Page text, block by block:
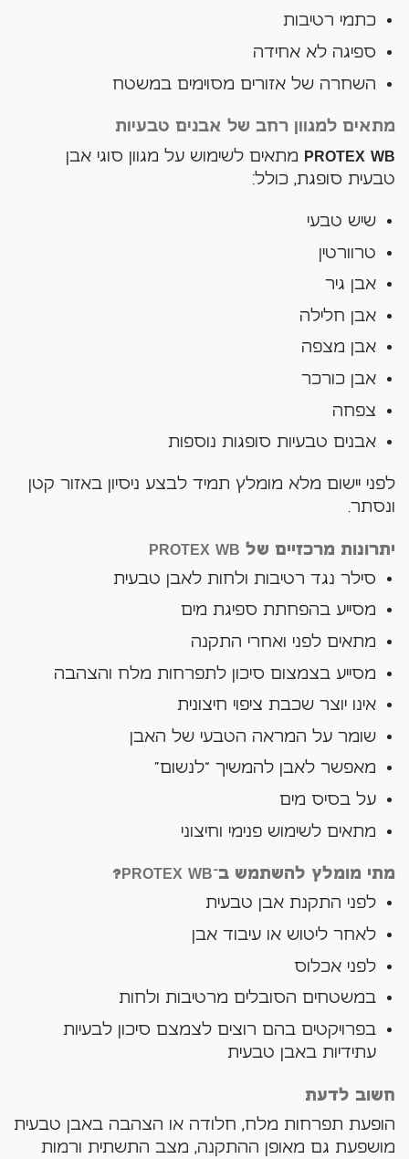
כתמי רטיבות
ספיגה לא אחידה
השחרה של אזורים מסוימים במשטח
מתאים למגוון רחב של אבנים טבעיות
PROTEX WB מתאים לשימוש על מגוון סוגי אבן
טבעית סופגת, כולל:
שיש טבעי
טרוורטין
אבן גיר
אבן חלילה
אבן מצפה
אבן כורכר
צפחה
אבנים טבעיות סופגות נוספות
לפני יישום מלא מומלץ תמיד לבצע ניסיון באזור קטן
ונסתר.
יתרונות מרכזיים של PROTEX WB
סילר נגד רטיבות ולחות לאבן טבעית
מסייע בהפחתת ספיגת מים
מתאים לפני ואחרי התקנה
מסייע בצמצום סיכון לתפרחות מלח והצהבה
אינו יוצר שכבת ציפוי חיצונית
שומר על המראה הטבעי של האבן
מאפשר לאבן להמשיך “לנשום”
על בסיס מים
מתאים לשימוש פנימי וחיצוני
מתי מומלץ להשתמש ב־PROTEX WB?
לפני התקנת אבן טבעית
לאחר ליטוש או עיבוד אבן
לפני אכלוס
במשטחים הסובלים מרטיבות ולחות
בפרויקטים בהם רוצים לצמצם סיכון לבעיות
עתידיות באבן טבעית
חשוב לדעת
הופעת תפרחות מלח, חלודה או הצהבה באבן טבעית
מושפעת גם מאופן ההתקנה, מצב התשתית ורמות